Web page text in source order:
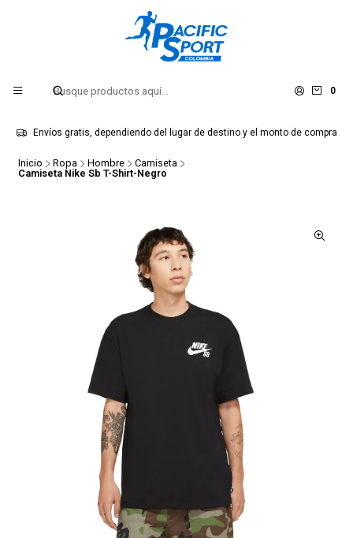
0
Envíos gratis, dependiendo del lugar de destino y el monto de compra
Inicio Ropa Hombre
Camiseta
Camiseta Nike Sb T-Shirt-Negro